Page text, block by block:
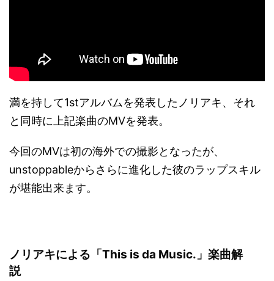
満を持して1stアルバムを発表したノリアキ、それ
と同時に上記楽曲のMVを発表。
今回のMVは初の海外での撮影となったが、
unstoppableからさらに進化した彼のラップスキル
が堪能出来ます。
ノリアキによる「This is da Music.」楽曲解
説